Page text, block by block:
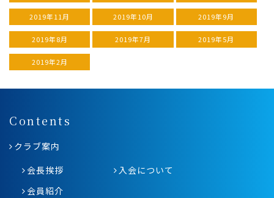
2019年11月 2019年10月 2019年9月
2019年8月 2019年7月 2019年5月
2019年2月
Contents
クラブ案内
会長挨拶
入会について
会員紹介